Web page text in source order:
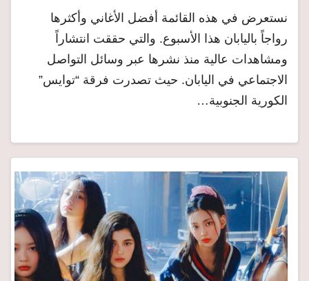
نستعرض في هذه القائمة أفضل الأغاني وأكثرها
رواجاً باليابان هذا الأسبوع. والتي حققت انتشاراً
ومشاهدات عالية منذ نشرها عبر وسائل التواصل
الاجتماعي في اليابان. حيث تصدرت فرقة “توايس”
الكورية الجنوبية…